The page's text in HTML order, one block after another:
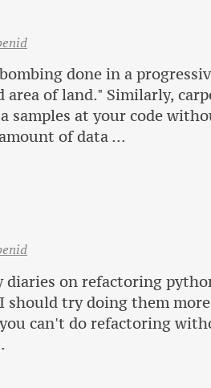
done in a
area of land." Similarly,
samples at your code
of data ...
on refactoring
try doing them
can't do refactoring